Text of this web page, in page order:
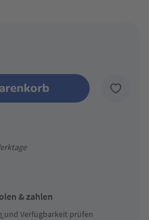
& zahlen
und Verfügbarkeit prüfen